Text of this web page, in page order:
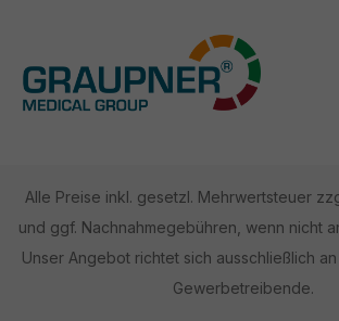
Alle Preise inkl. gesetzl. Mehrwertsteuer
und ggf. Nachnahmegebühren, wenn nicht
Unser Angebot richtet sich ausschließlich
Gewerbetreibende.